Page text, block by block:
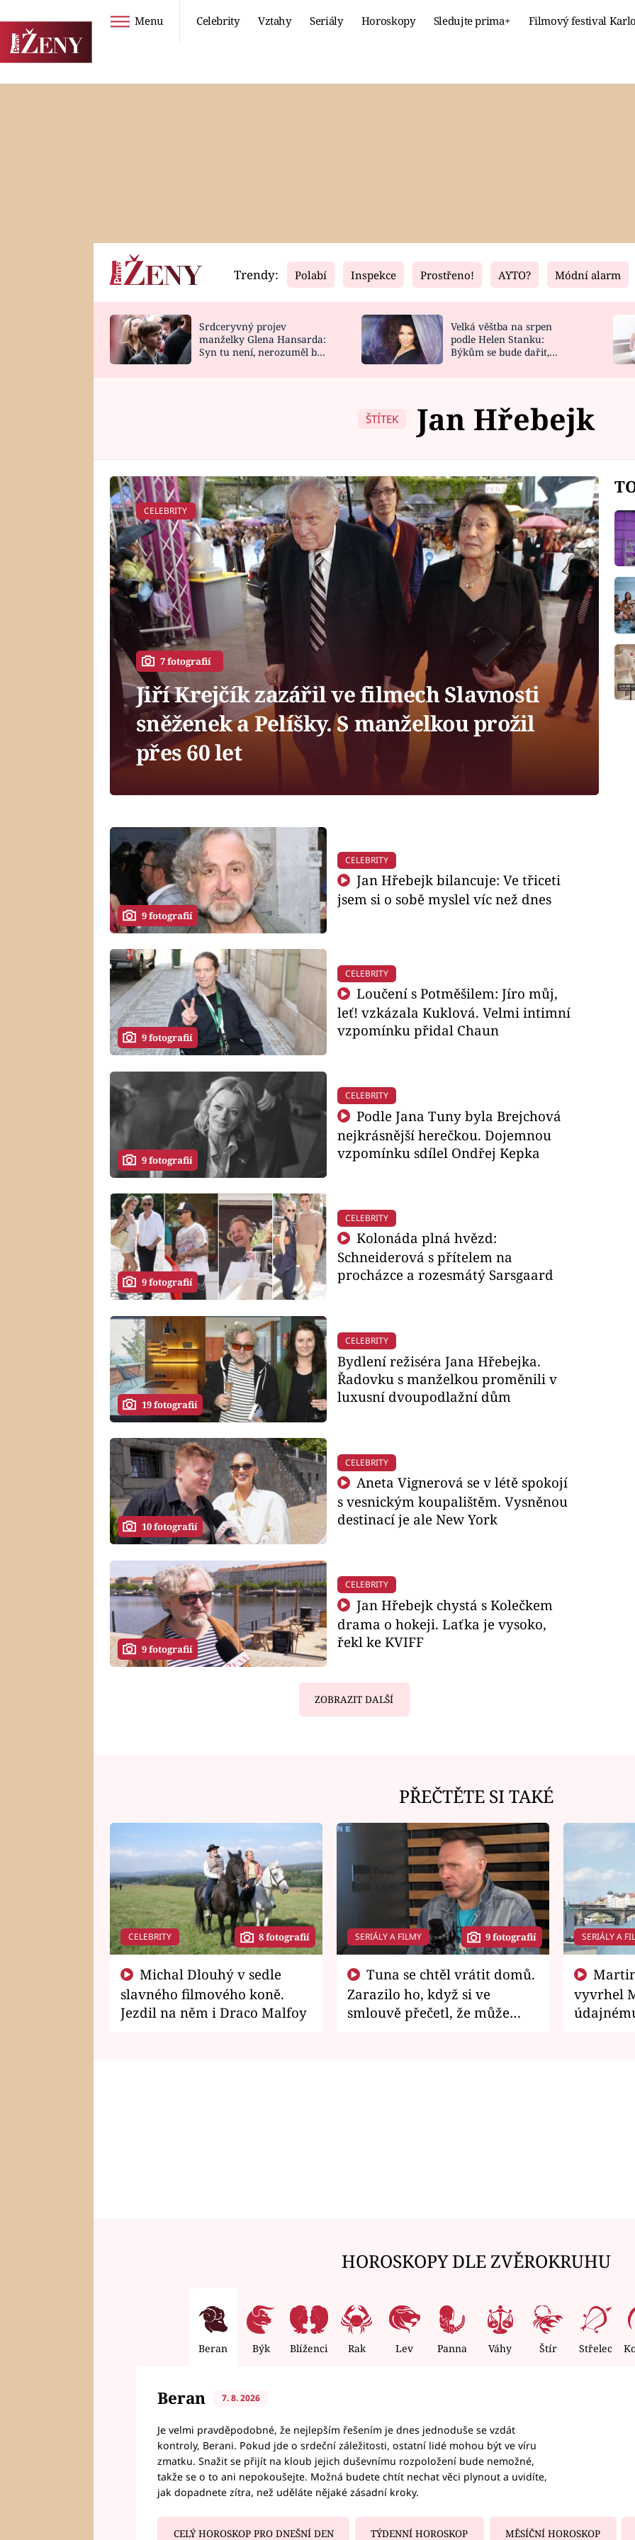
Menu Celebrity Vztahy Seriály Horoskopy Sledujte prima+ Filmový festival
Horoskopy
HOROSKOP NA
Video
CELEBRITY
VAŘENÍ
Fresh
NOVINKY
VIDEORECEPTY
Living
DESIGN
Trendy: Polabí Inspekce Prostřeno! AYTO? Módní alarm
Srdceryvný projev
manželky Glena Hansarda:
Syn tu není, nerozuměl by
Velká věštba na srpen
podle Helen Stanku:
Býkům se bude dařit,
ŠTÍTEK Jan Hřebejk
CELEBRITY
7 fotografií
Jiří Krejčík zazářil ve filmech Slavnosti
sněženek a Pelíšky. S manželkou prožil
přes 60 let
9 fotografií
CELEBRITY
Jan Hřebejk bilancuje: Ve třiceti
jsem si o sobě myslel víc než dnes
9 fotografií
CELEBRITY
Loučení s Potměšilem: Jíro můj,
leť! vzkázala Kuklová. Velmi intimní
vzpomínku přidal Chaun
9 fotografií
CELEBRITY
Podle Jana Tuny byla Brejchová
nejkrásnější herečkou. Dojemnou
vzpomínku sdílel Ondřej Kepka
9 fotografií
CELEBRITY
Kolonáda plná hvězd:
Schneiderová s přítelem na
procházce a rozesmátý Sarsgaard
19 fotografií
CELEBRITY
Bydlení režiséra Jana Hřebejka.
Řadovku s manželkou proměnili v
luxusní dvoupodlažní dům
10 fotografií
CELEBRITY
Aneta Vignerová se v létě spokojí
s vesnickým koupalištěm. Vysněnou
destinací je ale New York
9 fotografií
CELEBRITY
Jan Hřebejk chystá s Kolečkem
drama o hokeji. Laťka je vysoko,
řekl ke KVIFF
ZOBRAZIT DALŠÍ
PŘEČTĚTE SI TAKÉ
CELEBRITY 8 fotografií
slavného filmového koně.
Jezdil na něm i Draco Malfoy
SERIÁLY A FILMY 9 fotografií
Zarazilo ho, když si ve
smlouvě přečetl, že může
SERIÁLY A
vyvrhel
HOROSKOPY DLE ZVĚROKRUHU
Beran Býk Blíženci Rak Lev Panna Váhy Štír Střelec
Beran 7. 8. 2026
Je velmi pravděpodobné, že nejlepším řešením je dnes jednoduše se vzdát
kontroly, Berani. Pokud jde o srdeční záležitosti, ostatní lidé mohou být ve víru
zmatku. Snažit se přijít na kloub jejich duševnímu rozpoložení bude nemožné,
takže se o to ani nepokoušejte. Možná budete chtít nechat věci plynout a uvidíte,
jak dopadnete zítra, než uděláte nějaké zásadní kroky.
CELÝ HOROSKOP PRO DNEŠNÍ DEN TÝDENNÍ HOROSKOP MĚSÍČNÍ HOROSKOP